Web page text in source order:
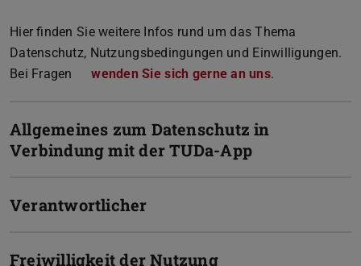
Hier finden Sie weitere Infos rund um das Thema
Datenschutz, Nutzungsbedingungen und Einwilligungen.
Bei Fragen
wenden Sie sich gerne an uns.
Allgemeines zum Datenschutz in
Verbindung mit der TUDa-App
Verantwortlicher
Freiwilligkeit der Nutzung